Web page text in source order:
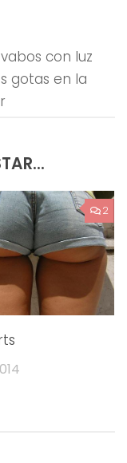
con luz
gotas en la
2